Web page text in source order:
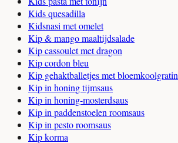
Kids quesadilla
Kidsnasi met omelet
Kip & mango maaltijdsalade
Kip cassoulet met dragon
Kip cordon bleu
Kip gehaktballetjes met bloemkoolgratin
Kip in honing tijmsaus
Kip in honing-mosterdsaus
Kip in paddenstoelen roomsaus
Kip in pesto roomsaus
Kip korma